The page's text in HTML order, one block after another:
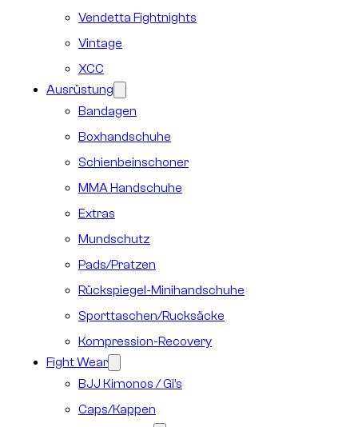
Vendetta Fightnights
Vintage
XCC
Ausrüstung
Bandagen
Boxhandschuhe
Schienbeinschoner
MMA Handschuhe
Extras
Mundschutz
Pads/Pratzen
Rückspiegel-Minihandschuhe
Sporttaschen/Rucksäcke
Kompression-Recovery
Fight Wear
BJJ Kimonos / Gi’s
Caps/Kappen